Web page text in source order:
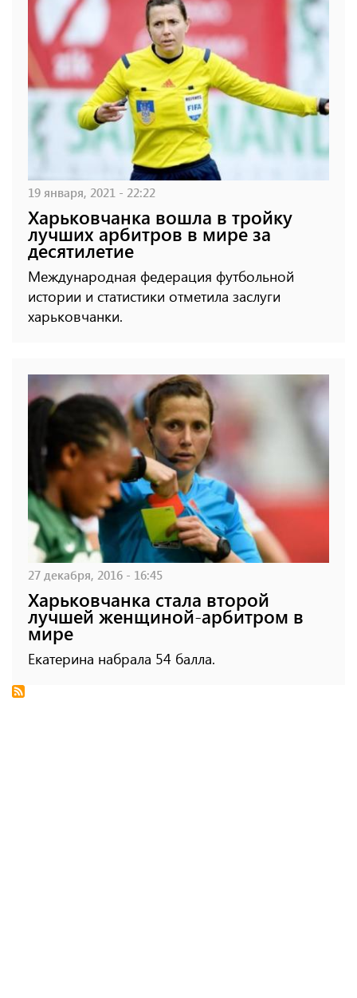
19 января, 2021 - 22:22
Харьковчанка вошла в тройку
лучших арбитров в мире за
десятилетие
Международная федерация футбольной
истории и статистики отметила заслуги
харьковчанки.
27 декабря, 2016 - 16:45
Харьковчанка стала второй
лучшей женщиной-арбитром в
мире
Екатерина набрала 54 балла.